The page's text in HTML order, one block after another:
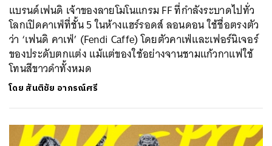
แบรนด์เฟนดิ เจ้าของลายโมโนแกรม FF ที่กำลังระบาดไปทั่ว
โลกเปิดคาเฟ่ที่ชั้น 5 ในห้างแฮร์รอดส์ ลอนดอน ใช้ชื่อตรงตัว
ว่า ‘เฟนดิ คาเฟ่’ (Fendi Caffe) โดยตัวคาเฟ่และเฟอร์นิเจอร์
ของประดับตกแต่ง แม้แต่ของใช้อย่างจานชามแก้วกาแฟใช้
โทนสีขาวดำทั้งหมด
โดย สันติชัย อาภรณ์ศรี
SHARE TWEET LINE EMAIL